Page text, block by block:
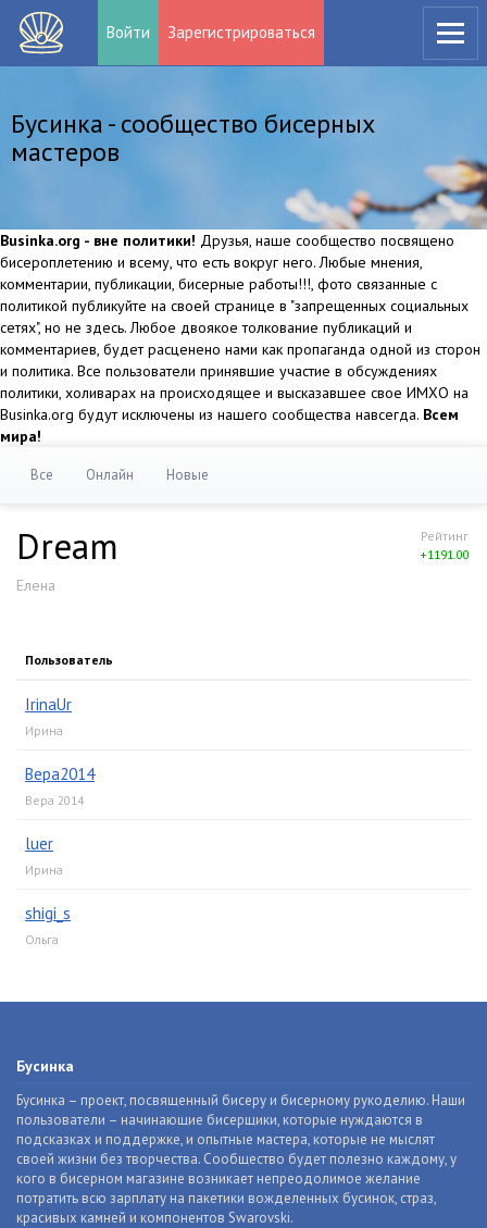
Войти Зарегистрироваться
Бусинка - сообщество бисерных
мастеров
Businka.org - вне политики! Друзья, наше сообщество посвящено
бисероплетению и всему, что есть вокруг него. Любые мнения,
комментарии, публикации, бисерные работы!!!, фото связанные с
политикой публикуйте на своей странице в "запрещенных социальных
сетях", но не здесь. Любое двоякое толкование публикаций и
комментариев, будет расценено нами как пропаганда одной из сторон
и политика. Все пользователи принявшие участие в обсуждениях
политики, холиварах на происходящее и высказавшее свое ИМХО на
Businka.org будут исключены из нашего сообщества навсегда. Всем
мира!
Все Онлайн Новые
Рейтинг
+1191.00
Dream
Елена
Пользователь
IrinaUr
Ирина
Вера2014
Вера 2014
luer
Ирина
shigi_s
Ольга
Бусинка
Бусинка – проект, посвященный бисеру и бисерному рукоделию. Наши
пользователи – начинающие бисерщики, которые нуждаются в
подсказках и поддержке, и опытные мастера, которые не мыслят
своей жизни без творчества. Сообщество будет полезно каждому, у
кого в бисерном магазине возникает непреодолимое желание
потратить всю зарплату на пакетики вожделенных бусинок, страз,
красивых камней и компонентов Swarovski.